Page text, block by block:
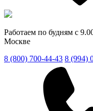
Работаем по будням с
Москве
8 (800) 700-44-43 8 (994)